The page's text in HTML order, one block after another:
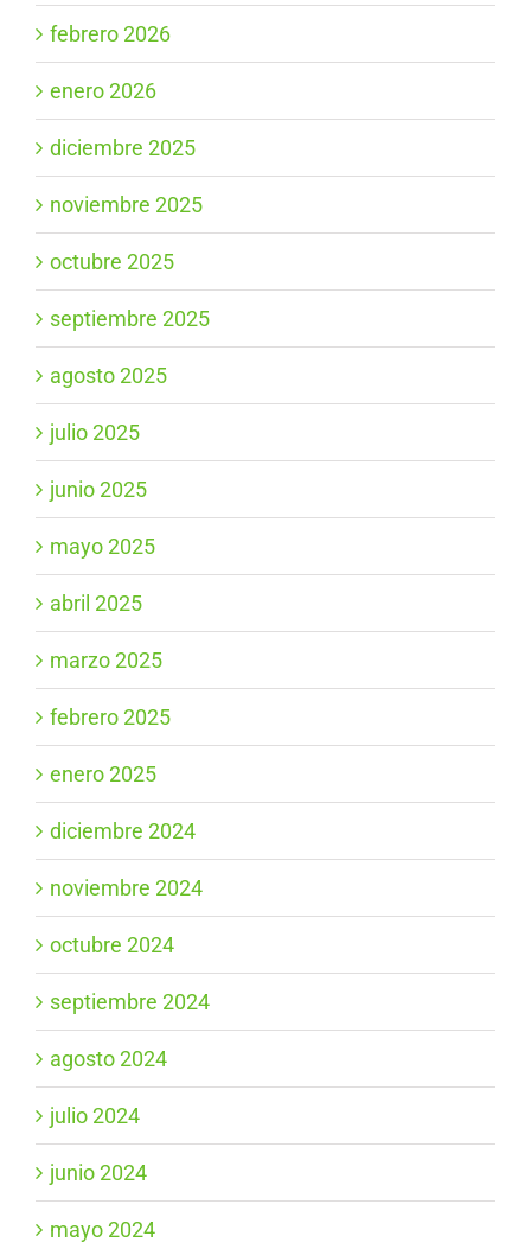
febrero 2026
enero 2026
diciembre 2025
noviembre 2025
octubre 2025
septiembre 2025
agosto 2025
julio 2025
junio 2025
mayo 2025
abril 2025
marzo 2025
febrero 2025
enero 2025
diciembre 2024
noviembre 2024
octubre 2024
septiembre 2024
agosto 2024
julio 2024
junio 2024
mayo 2024